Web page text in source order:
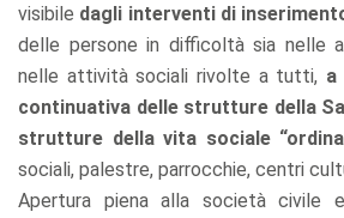
visibile dagli interventi di
delle persone in difficoltà sia nelle
nelle attività sociali rivolte a tutti, a
continuativa delle strutture della
strutture della vita sociale
sociali, palestre, parrocchie, centri
Apertura piena alla società civile